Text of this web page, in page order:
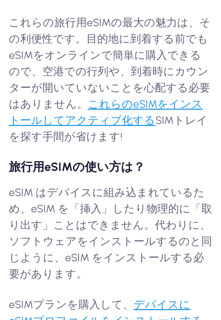
これらの旅行用eSIMの最大の魅力は、そ
の利便性です。目的地に到着する前でも
eSIMをオンラインで簡単に購入できる
ので、空港での行列や、到着時にカウン
ターが開いていないことを心配する必要
はありません。 これらのeSIMをインス
トールしてアクティブ化する SIMトレイ
を探す手間が省けます!
旅行用eSIMの使い方は？
eSIM はデバイスに組み込まれているた
め、eSIM を「挿入」したり物理的に「取
り出す」ことはできません。代わりに、
ソフトウェアをインストールするのと同
じように、eSIM をインストールする必
要があります。
eSIMプランを購入して、 デバイスに